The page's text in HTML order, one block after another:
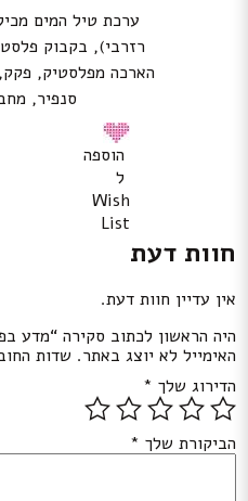
רזרבי), בקבוק
הארכה מפלסטיק,
סנפיר,
הוספה
ל
Wish
List
חוות דעת
אין עדיין חוות דעת.
היה הראשון לכתוב סקירה “מדע
האימייל לא יוצג באתר. שדות
הדירוג שלך *
הביקורת שלך *